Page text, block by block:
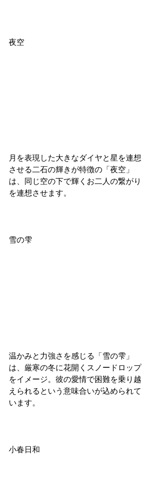
夜空
月を表現した大きなダイヤと星を連想
させる二石の輝きが特徴の「夜空」
は、同じ空の下で輝くお二人の繋がり
を連想させます。
雪の雫
温かみと力強さを感じる「雪の雫」
は、厳寒の冬に花開くスノードロップ
をイメージ。彼の愛情で困難を乗り越
えられるという意味合いが込められて
います。
小春日和